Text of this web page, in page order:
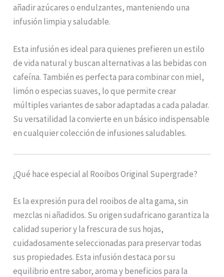
añadir azúcares o endulzantes, manteniendo una
infusión limpia y saludable.
Esta infusión es ideal para quienes prefieren un estilo
de vida natural y buscan alternativas a las bebidas con
cafeína. También es perfecta para combinar con miel,
limón o especias suaves, lo que permite crear
múltiples variantes de sabor adaptadas a cada paladar.
Su versatilidad la convierte en un básico indispensable
en cualquier colección de infusiones saludables.
¿Qué hace especial al Rooibos Original Supergrade?
Es la expresión pura del rooibos de alta gama, sin
mezclas ni añadidos. Su origen sudafricano garantiza la
calidad superior y la frescura de sus hojas,
cuidadosamente seleccionadas para preservar todas
sus propiedades. Esta infusión destaca por su
equilibrio entre sabor, aroma y beneficios para la